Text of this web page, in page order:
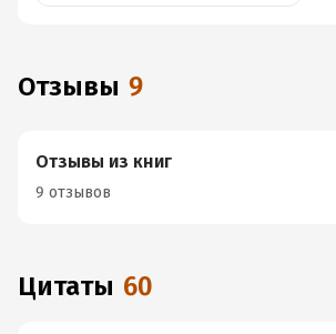
Отзывы 9
Отзывы из книг
9 отзывов
Цитаты 60